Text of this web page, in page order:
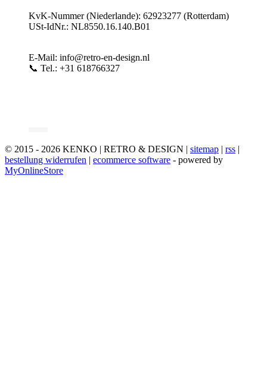
KvK-Nummer (Niederlande): 62923277 (Rotterdam)
USt-IdNr.: NL8550.16.140.B01
E-Mail: info@retro-en-design.nl
📞 Tel.: +31 618766327
© 2015 - 2026 KENKO | RETRO & DESIGN | sitemap | rss |
bestellung widerrufen | ecommerce software - powered by
MyOnlineStore